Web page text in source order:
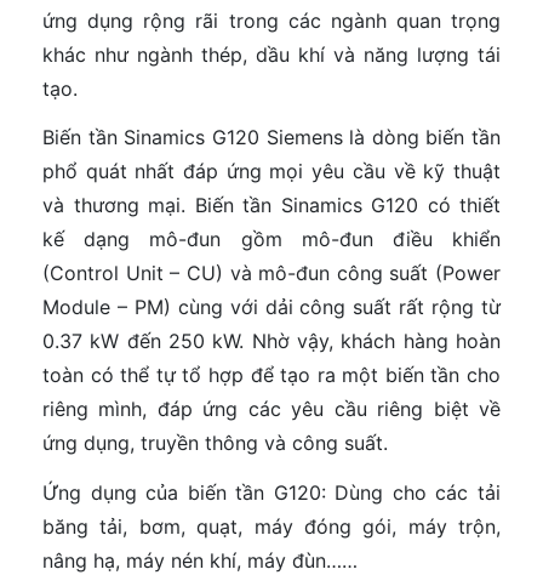
ứng dụng rộng rãi trong các ngành quan trọng
khác như ngành thép, dầu khí và năng lượng tái
tạo.
Biến tần Sinamics G120 Siemens là dòng biến tần
phổ quát nhất đáp ứng mọi yêu cầu về kỹ thuật
và thương mại. Biến tần Sinamics G120 có thiết
kế dạng mô-đun gồm mô-đun điều khiển
(Control Unit – CU) và mô-đun công suất (Power
Module – PM) cùng với dải công suất rất rộng từ
0.37 kW đến 250 kW. Nhờ vậy, khách hàng hoàn
toàn có thể tự tổ hợp để tạo ra một biến tần cho
riêng mình, đáp ứng các yêu cầu riêng biệt về
ứng dụng, truyền thông và công suất.
Ứng dụng của biến tần G120: Dùng cho các tải
băng tải, bơm, quạt, máy đóng gói, máy trộn,
nâng hạ, máy nén khí, máy đùn……